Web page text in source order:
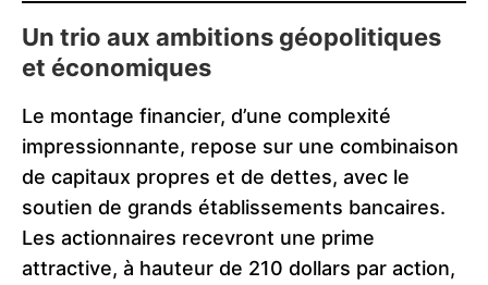
Un trio aux ambitions géopolitiques
et économiques
Le montage financier, d’une complexité
impressionnante, repose sur une combinaison
de capitaux propres et de dettes, avec le
soutien de grands établissements bancaires.
Les actionnaires recevront une prime
attractive, à hauteur de 210 dollars par action,